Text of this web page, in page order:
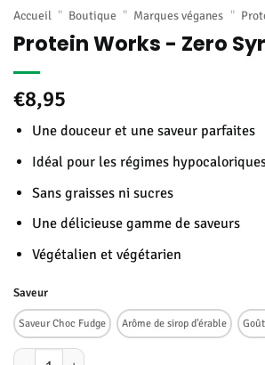
Accueil " Boutique " Marques véganes "
Protein Works - Zero
€8,95
Une douceur et une saveur parfaites
Idéal pour les régimes
Sans graisses ni sucres
Une délicieuse gamme de saveurs
Végétalien et végétarien
Saveur
Saveur Choc Fudge Arôme de sirop d'érable
quantité de Protein Works - Zero Syrups™